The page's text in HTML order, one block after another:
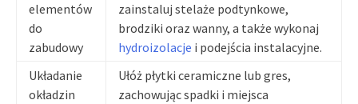
elementów
do
zabudowy
zainstaluj stelaże podtynkowe,
brodziki oraz wanny, a także wykonaj
hydroizolacje i podejścia instalacyjne.
Układanie
okładzin
Ułóż płytki ceramiczne lub gres,
zachowując spadki i miejsca